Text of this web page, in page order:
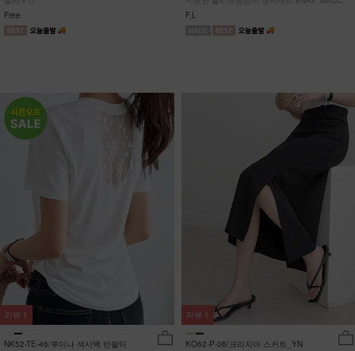
Free
F,L
NK52-TE-46/루미나 섹시백 반팔티
리뷰 1
KO62-P-06/크리지아 스커트_YN
리뷰 1